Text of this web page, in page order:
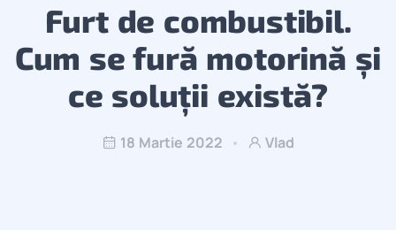
Furt de combustibil.
Cum se fură motorină și
ce soluții există?
18 Martie 2022 Vlad